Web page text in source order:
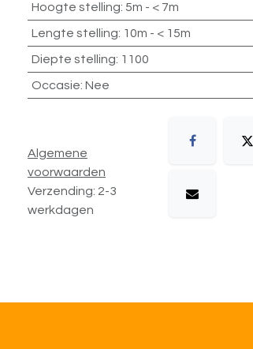
Hoogte stelling: 5m - < 7m
Lengte stelling: 10m - < 15m
Diepte stelling: 1100
Occasie: Nee
Algemene
voorwaarden
Verzending: 2-3
werkdagen